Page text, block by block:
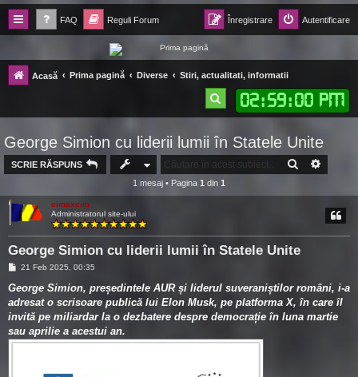
FAQ Reguli Forum Autentificare
Înregistrare
Forum Ecolomania™®
-= Idei pentru viitor =-
Acasă Prima pagină Diverse Stiri, actualitati, informatii
02:59:01 PM
ă
George Simion cu liderii lumii în Statele Unite
SCRIE RĂSPUNS CĂUTARE
1 mesaj • Pagina 1 din 1
cimaxcim
Administratorul site-ului
George Simion cu liderii lumii în Statele Unite
M
s
j
21 Feb 2025, 00:35
George Simion, președintele AUR și liderul suveraniștilor români, i-a
adresat o scrisoare publică lui Elon Musk, pe platforma X, în care îl
invită pe miliardar la o dezbatere despre democrație în luna martie
sau aprilie a acestui an.